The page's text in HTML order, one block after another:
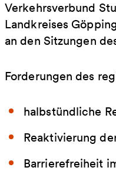
Verkehrsverbund
Landkreises
an den Sitzungen
Forderungen des
halbstündliche
Reaktivierung
Barrierefreiheit